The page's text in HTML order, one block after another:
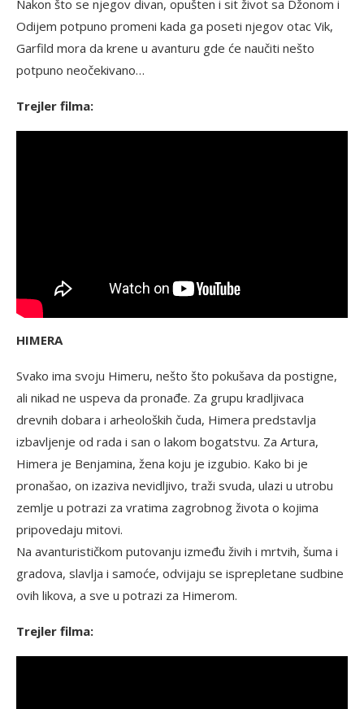
Nakon što se njegov divan, opušten i sit život sa Džonom i
Odijem potpuno promeni kada ga poseti njegov otac Vik,
Garfild mora da krene u avanturu gde će naučiti nešto
potpuno neočekivano…
Trejler filma:
HIMERA
Svako ima svoju Himeru, nešto što pokušava da postigne,
ali nikad ne uspeva da pronađe. Za grupu kradljivaca
drevnih dobara i arheoloških čuda, Himera predstavlja
izbavljenje od rada i san o lakom bogatstvu. Za Artura,
Himera je Benjamina, žena koju je izgubio. Kako bi je
pronašao, on izaziva nevidljivo, traži svuda, ulazi u utrobu
zemlje u potrazi za vratima zagrobnog života o kojima
pripovedaju mitovi.
Na avanturističkom putovanju između živih i mrtvih, šuma i
gradova, slavlja i samoće, odvijaju se isprepletane sudbine
ovih likova, a sve u potrazi za Himerom.
Trejler filma: